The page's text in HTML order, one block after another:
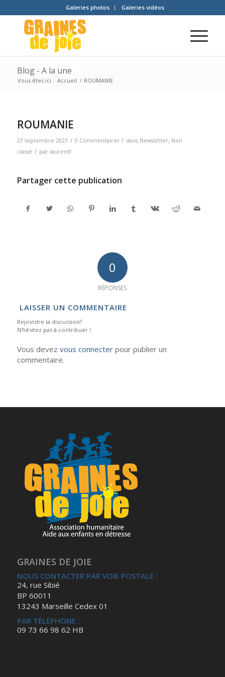
Galeries photos Galeries vidéos
Blog - A la une
Vous êtes ici : Accueil / ROUMANIE
ROUMANIE
27 septembre 2023 / 0 Commentaires / dans Newsletter, Non
classé / par laurentf
Partager cette publication
0
RÉPONSES
LAISSER UN COMMENTAIRE
Rejoindre la discussion?
N’hésitez pas à contribuer !
Vous devez vous connecterpour publier un
commentaire.
GRAINES DE JOIE
NOUS CONTACTER PAR VOIE POSTALE :
24, rue Sibié
BP 60011
13243 Marseille Cedex 01
PAR TÉLÉPHONE :
09 73 66 98 62 HB